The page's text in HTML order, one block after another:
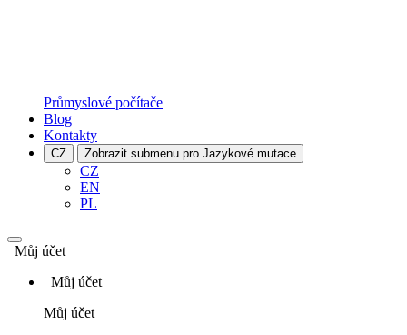
Průmyslové počítače
Blog
Kontakty
CZ Zobrazit submenu pro Jazykové mutace
CZ
EN
PL
Můj účet
Můj účet
Můj účet